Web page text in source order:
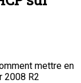
mettre en
2008 R2